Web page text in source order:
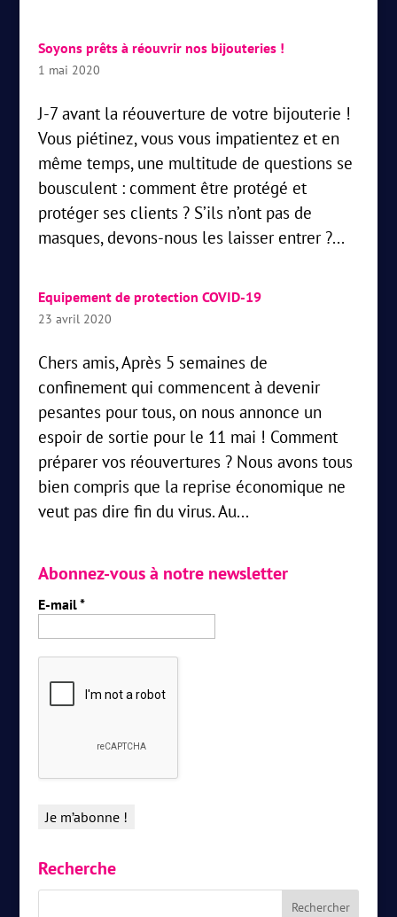
Soyons prêts à réouvrir nos bijouteries !
1 mai 2020
J-7 avant la réouverture de votre bijouterie !
Vous piétinez, vous vous impatientez et en
même temps, une multitude de questions se
bousculent : comment être protégé et
protéger ses clients ? S’ils n’ont pas de
masques, devons-nous les laisser entrer ?...
Equipement de protection COVID-19
23 avril 2020
Chers amis, Après 5 semaines de
confinement qui commencent à devenir
pesantes pour tous, on nous annonce un
espoir de sortie pour le 11 mai ! Comment
préparer vos réouvertures ? Nous avons tous
bien compris que la reprise économique ne
veut pas dire fin du virus. Au...
Abonnez-vous à notre newsletter
E-mail*
Recherche